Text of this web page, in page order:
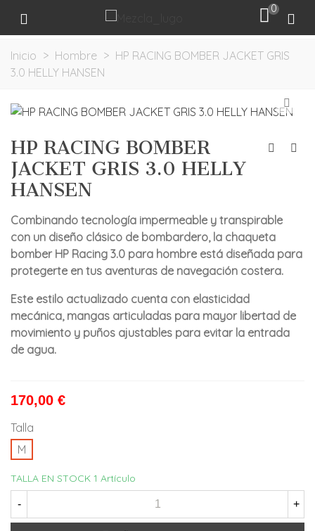
0
Inicio > Hombre > HP RACING BOMBER JACKET GRIS
3.0 HELLY HANSEN
HP RACING BOMBER
JACKET GRIS 3.0 HELLY
HANSEN
Combinando tecnología impermeable y transpirable
con un diseño clásico de bombardero, la chaqueta
bomber HP Racing 3.0 para hombre está diseñada para
protegerte en tus aventuras de navegación costera.
Este estilo actualizado cuenta con elasticidad
mecánica, mangas articuladas para mayor libertad de
movimiento y puños ajustables para evitar la entrada
de agua.
170,00 €
Talla
M
TALLA EN STOCK 1 Artículo
- +